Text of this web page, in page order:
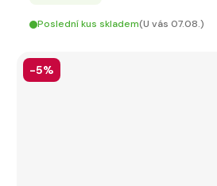
Poslední kus skladem(U vás 07.08.)
-5%